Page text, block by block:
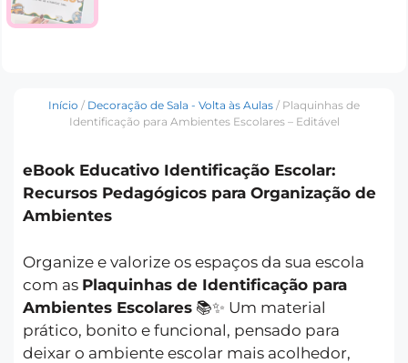
Início / Decoração de Sala - Volta às Aulas / Plaquinhas de
Identificação para Ambientes Escolares – Editável
eBook Educativo Identificação Escolar:
Recursos Pedagógicos para Organização de
Ambientes
Organize e valorize os espaços da sua escola
com as Plaquinhas de Identificação para
Ambientes Escolares 📚✨ Um material
prático, bonito e funcional, pensado para
deixar o ambiente escolar mais acolhedor,